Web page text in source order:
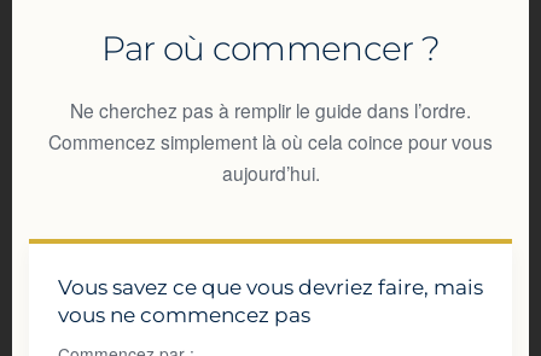
Par où commencer ?
Ne cherchez pas à remplir le guide dans l’ordre.
Commencez simplement là où cela coince pour vous
aujourd’hui.
Vous savez ce que vous devriez faire, mais
vous ne commencez pas